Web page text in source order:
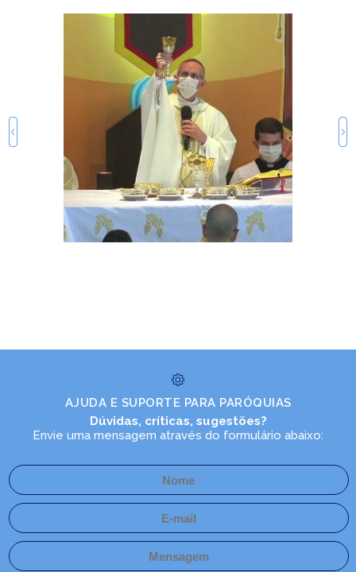
AJUDA E SUPORTE PARA PARÓQUIAS
Dúvidas, críticas, sugestões?
Envie uma mensagem através do formulário abaixo: